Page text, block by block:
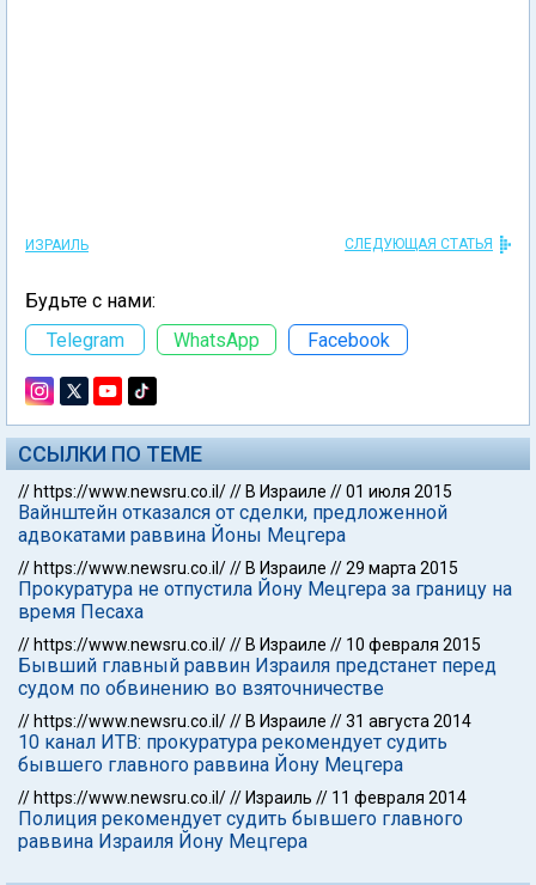
ИЗРАИЛЬ СЛЕДУЮЩАЯ СТАТЬЯ
Будьте с нами:
Telegram
WhatsApp Facebook
ССЫЛКИ ПО ТЕМЕ
// https://www.newsru.co.il/// В Израиле //01 июля 2015
Вайнштейн отказался от сделки, предложенной
адвокатами раввина Йоны Мецгера
// https://www.newsru.co.il/// В Израиле //29 марта 2015
Прокуратура не отпустила Йону Мецгера за границу на
время Песаха
// https://www.newsru.co.il/// В Израиле // 10 февраля 2015
Бывший главный раввин Израиля предстанет перед
судом по обвинению во взяточничестве
// https://www.newsru.co.il/// В Израиле //31 августа 2014
10 канал ИТВ: прокуратура рекомендует судить
бывшего главного раввина Йону Мецгера
// https://www.newsru.co.il/// Израиль // 11 февраля 2014
Полиция рекомендует судить бывшего главного
раввина Израиля Йону Мецгера